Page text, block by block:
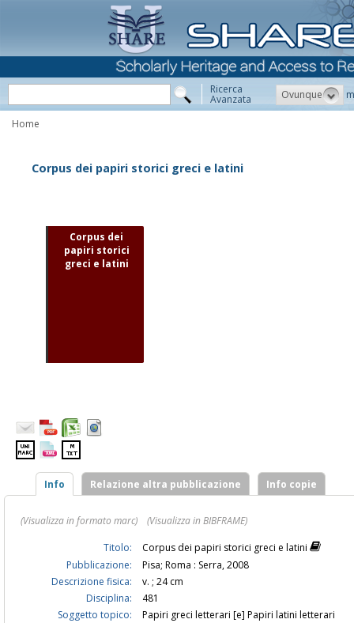
Ricerca
Avanzata Ovunque
Home
Corpus dei papiri storici greci e latini
Corpus dei
papiri storici
greci e latini
Info Relazione altra pubblicazione Info copie
(Visualizza in formato marc)
(Visualizza in BIBFRAME)
Titolo:
Corpus dei papiri storici greci e latini
Pubblicazione:
Pisa; Roma : Serra, 2008
Descrizione fisica:
v. ; 24 cm
Disciplina:
481
Soggetto topico:
Papiri greci letterari [e] Papiri latini letterari